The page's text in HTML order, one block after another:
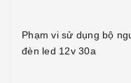
Phạm vi sử dụng bộ
đèn led 12v 30a